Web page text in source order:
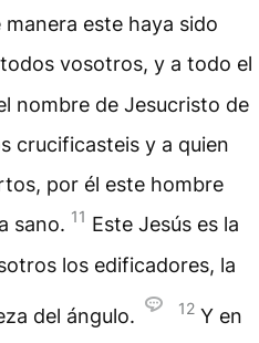
este haya sido
vosotros, y a todo el
nombre de Jesucristo de
crucificasteis y a quien
por él este hombre
sano. 11 Este Jesús es la
los edificadores, la
del ángulo. 12 Y en